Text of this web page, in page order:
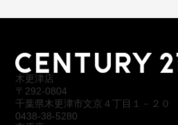
木更津店
〒292-0804
千葉県木更津市文京４丁目１－２０
0438-38-5280